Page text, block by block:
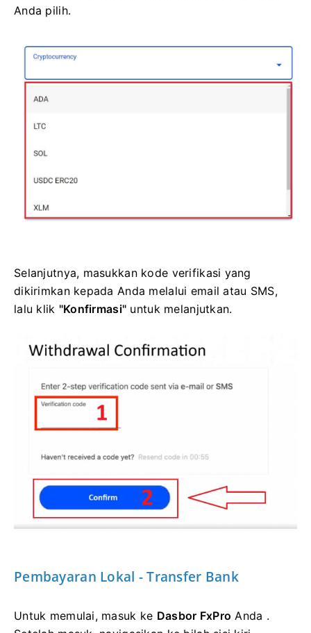
Anda pilih.
Selanjutnya, masukkan kode verifikasi yang
dikirimkan kepada Anda melalui email atau SMS,
lalu klik "Konfirmasi" untuk melanjutkan.
Pembayaran Lokal - Transfer Bank
Untuk memulai, masuk ke Dasbor FxPro Anda .